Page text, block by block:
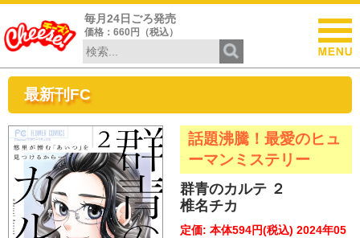
毎月24日ごろ発売
価格：660円（税込）
最新刊FC
話題沸騰！最愛のヒュ
ーマンミステリー
群青のカルテ ２
椎名チカ
定価: 本体594円(税込) 2024年05